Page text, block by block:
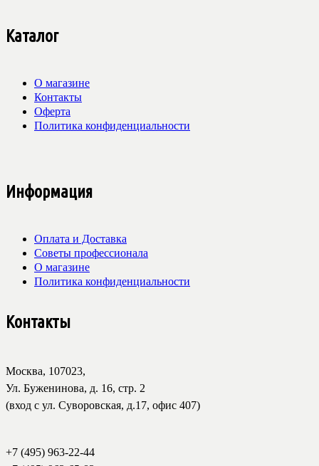
Каталог
О магазине
Контакты
Оферта
Политика конфиденциальности
Информация
Оплата и Доставка
Советы профессионала
О магазине
Политика конфиденциальности
Контакты
Москва, 107023,
Ул. Буженинова, д. 16, стр. 2
(вход с ул. Суворовская, д.17, офис 407)
+7 (495) 963-22-44